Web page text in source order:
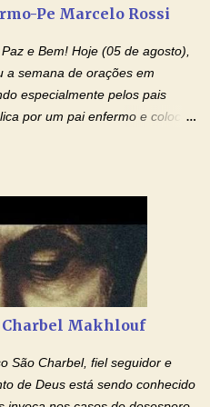
uma vida mais digna de tua
atrair tudo a teu unigênito
que, pelos méritos e exemplos
Pe Marcelo Rossi
e Bem! Hoje (05 de agosto),
a semana de orações em
especialmente pelos pais
por um pai enfermo e colocou
e Facebook: Como foi
semana de homenagens
serão focadas nos pais
OS PAIS ENFERMOS!
pais mais idosos, pais que
dos filhos, pais que já são
com vícios, enfim, vamos orar
Charbel Makhlouf
São Charbel, fiel seguidor e
de Deus está sendo conhecido